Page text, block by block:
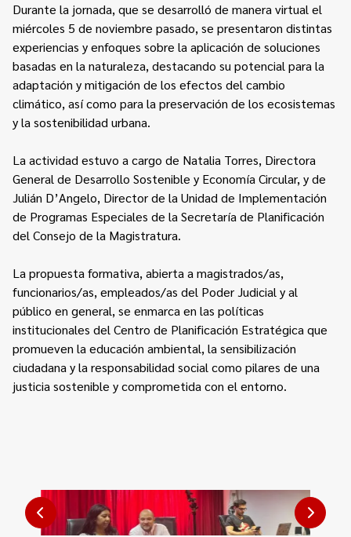
Durante la jornada, que se desarrolló de manera virtual el
miércoles 5 de noviembre pasado, se presentaron distintas
experiencias y enfoques sobre la aplicación de soluciones
basadas en la naturaleza, destacando su potencial para la
adaptación y mitigación de los efectos del cambio
climático, así como para la preservación de los ecosistemas
y la sostenibilidad urbana.
La actividad estuvo a cargo de Natalia Torres, Directora
General de Desarrollo Sostenible y Economía Circular, y de
Julián D’Angelo, Director de la Unidad de Implementación
de Programas Especiales de la Secretaría de Planificación
del Consejo de la Magistratura.
La propuesta formativa, abierta a magistrados/as,
funcionarios/as, empleados/as del Poder Judicial y al
público en general, se enmarca en las políticas
institucionales del Centro de Planificación Estratégica que
promueven la educación ambiental, la sensibilización
ciudadana y la responsabilidad social como pilares de una
justicia sostenible y comprometida con el entorno.